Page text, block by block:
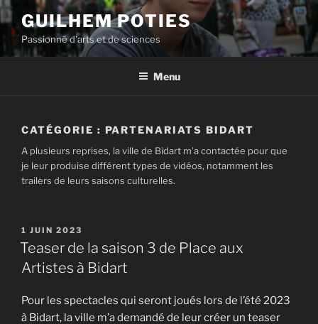
Aller
au
contenu
principal
GUILHEM POTIES
Passionné d'arts et de sciences
Menu
CATÉGORIE : PARTENARIATS BIDART
A plusieurs reprises, la ville de Bidart m’a contactée pour que
je leur produise différent types de vidéos, notamment les
trailers de leurs saisons culturelles.
PUBLIÉ
LE
1 JUIN 2023
Teaser de la saison 3 de Place aux
Artistes à Bidart
Pour les spectacles qui seront joués lors de l’été 2023
à Bidart, la ville m’a demandé de leur créer un teaser